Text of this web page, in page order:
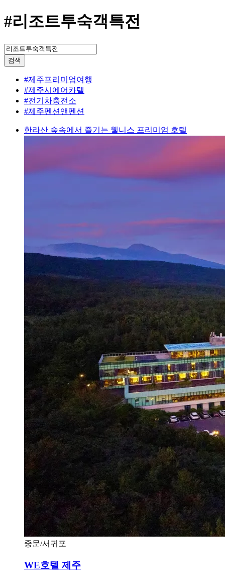
#리조트투숙객특전
검색
#제주프리미엄여행
#제주시에어카텔
#전기차충전소
#제주펜션앤펜션
한라산 숲속에서 즐기는 웰니스 프리미엄 호텔
중문/서귀포
WE호텔 제주